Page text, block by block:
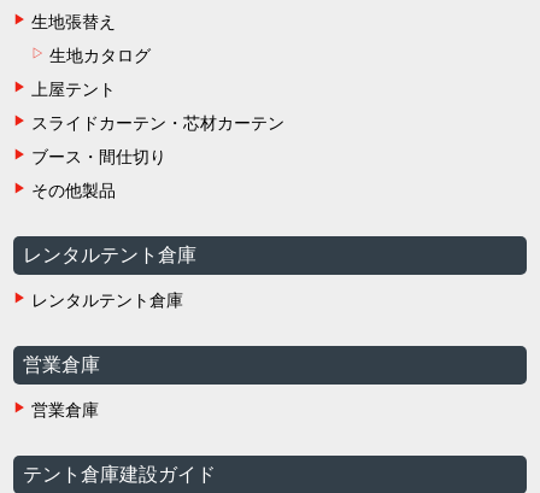
生地張替え
生地カタログ
上屋テント
スライドカーテン・芯材カーテン
ブース・間仕切り
その他製品
レンタルテント倉庫
レンタルテント倉庫
営業倉庫
営業倉庫
テント倉庫建設ガイド